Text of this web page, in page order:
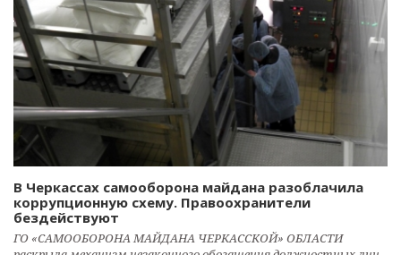
В Черкассах самооборона майдана разоблачила
коррупционную схему. Правоохранители
бездействуют
ГО «САМООБОРОНА МАЙДАНА ЧЕРКАССКОЙ» ОБЛАСТИ